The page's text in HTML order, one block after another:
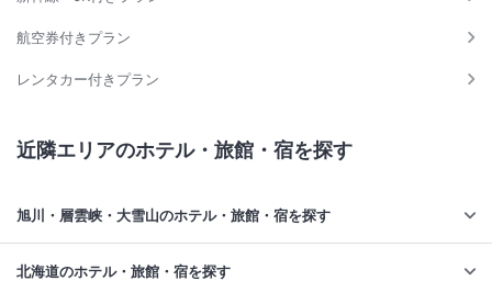
航空券付きプラン
レンタカー付きプラン
近隣エリアのホテル・旅館・宿を探す
旭川・層雲峡・大雪山のホテル・旅館・宿を探す
北海道のホテル・旅館・宿を探す